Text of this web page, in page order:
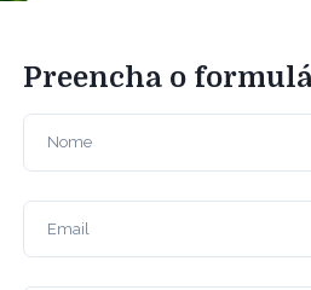
Preencha o